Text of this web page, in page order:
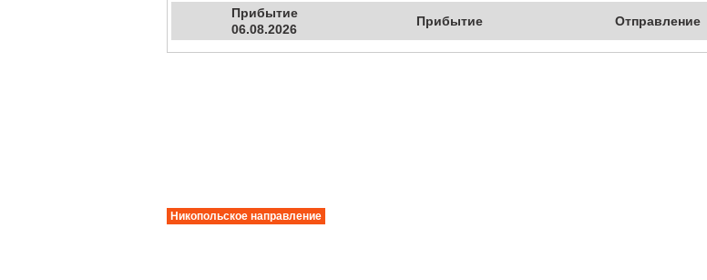
Прибытие
06.08.2026
Прибытие Отправление
Никопольское направление